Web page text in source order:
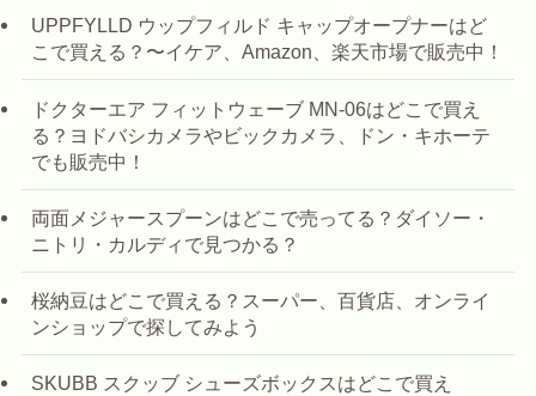
UPPFYLLD ウップフィルド キャップオープナーはど
こで買える？〜イケア、Amazon、楽天市場で販売中！
ドクターエア フィットウェーブ MN-06はどこで買え
る？ヨドバシカメラやビックカメラ、ドン・キホーテ
でも販売中！
両面メジャースプーンはどこで売ってる？ダイソー・
ニトリ・カルディで見つかる？
桜納豆はどこで買える？スーパー、百貨店、オンライ
ンショップで探してみよう
SKUBB スクッブ シューズボックスはどこで買え